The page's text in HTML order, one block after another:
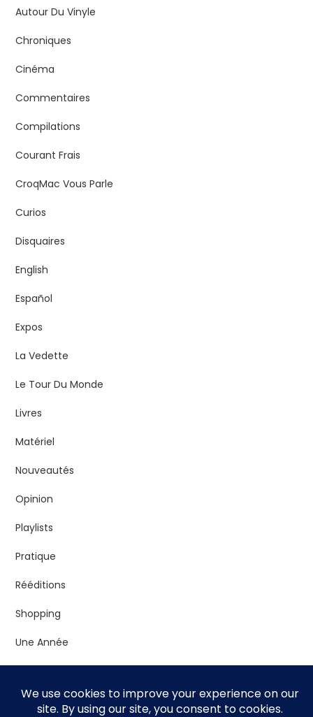
Autour Du Vinyle
Chroniques
Cinéma
Commentaires
Compilations
Courant Frais
CroqMac Vous Parle
Curios
Disquaires
English
Español
Expos
La Vedette
Le Tour Du Monde
Livres
Matériel
Nouveautés
Opinion
Playlists
Pratique
Rééditions
Shopping
Une Année